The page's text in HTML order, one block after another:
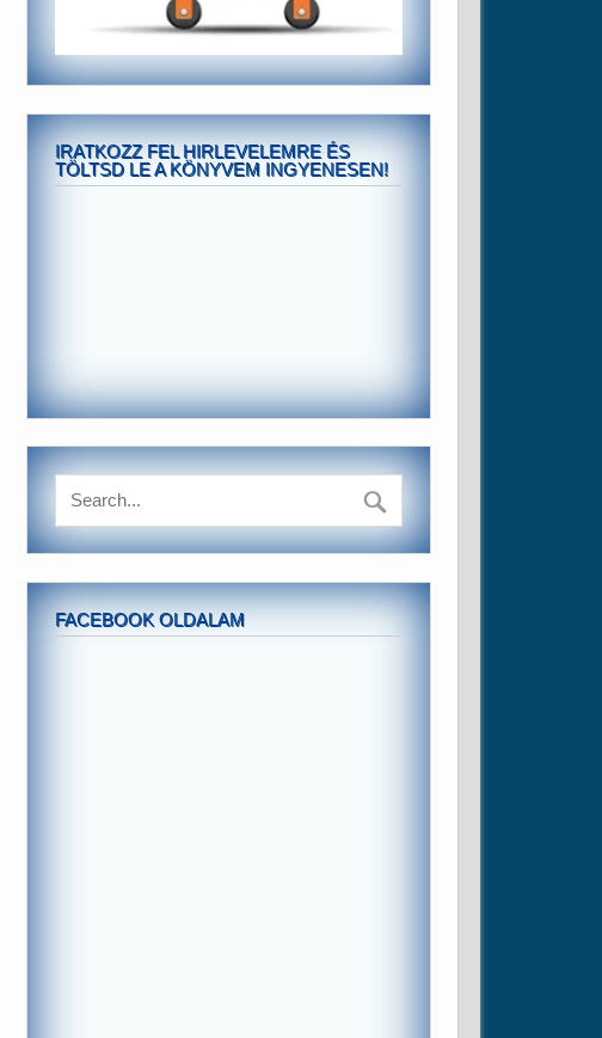
IRATKOZZ FEL HIRLEVELEMRE ÉS
TÖLTSD LE A KÖNYVEM INGYENESEN!
FACEBOOK OLDALAM